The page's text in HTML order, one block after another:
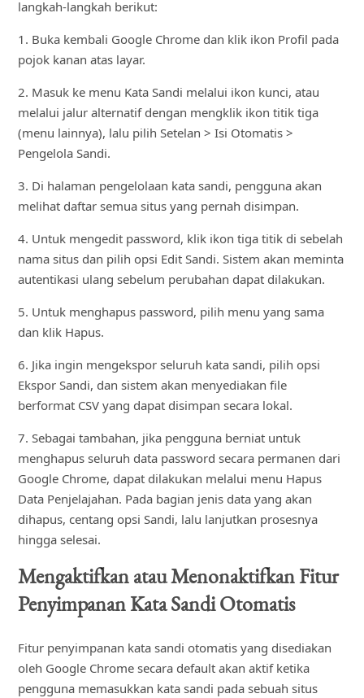
langkah-langkah berikut:
1. Buka kembali Google Chrome dan klik ikon Profil pada
pojok kanan atas layar.
2. Masuk ke menu Kata Sandi melalui ikon kunci, atau
melalui jalur alternatif dengan mengklik ikon titik tiga
(menu lainnya), lalu pilih Setelan > Isi Otomatis >
Pengelola Sandi.
3. Di halaman pengelolaan kata sandi, pengguna akan
melihat daftar semua situs yang pernah disimpan.
4. Untuk mengedit password, klik ikon tiga titik di sebelah
nama situs dan pilih opsi Edit Sandi. Sistem akan meminta
autentikasi ulang sebelum perubahan dapat dilakukan.
5. Untuk menghapus password, pilih menu yang sama
dan klik Hapus.
6. Jika ingin mengekspor seluruh kata sandi, pilih opsi
Ekspor Sandi, dan sistem akan menyediakan file
berformat CSV yang dapat disimpan secara lokal.
7. Sebagai tambahan, jika pengguna berniat untuk
menghapus seluruh data password secara permanen dari
Google Chrome, dapat dilakukan melalui menu Hapus
Data Penjelajahan. Pada bagian jenis data yang akan
dihapus, centang opsi Sandi, lalu lanjutkan prosesnya
hingga selesai.
Mengaktifkan atau Menonaktifkan Fitur
Penyimpanan Kata Sandi Otomatis
Fitur penyimpanan kata sandi otomatis yang disediakan
oleh Google Chrome secara default akan aktif ketika
pengguna memasukkan kata sandi pada sebuah situs